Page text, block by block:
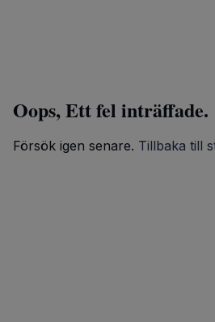
Oops, Ett fel inträffade.
Försök igen senare. Tillbaka till